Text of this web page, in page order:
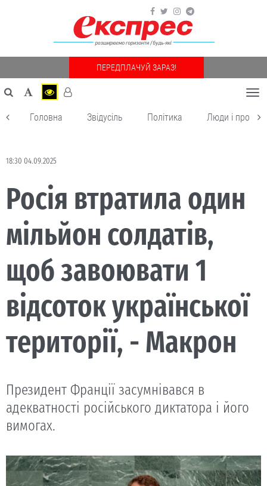
ПЕРЕДПЛАЧУЙ ЗАРАЗ!
Головна Звідусіль Політика Люди і
18:30 04.09.2025
Росія втратила один
мільйон солдатів,
щоб завоювати 1
відсоток української
території, - Макрон
Президент Франції засумнівався в
адекватності російського диктатора і його
вимогах.